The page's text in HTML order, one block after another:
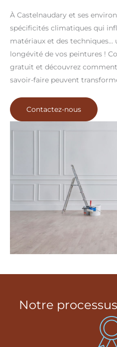
À Castelnaudary et ses
spécificités climatiques qui
matériaux et des techniques…
longévité de vos peintures !
gratuit et découvrez
savoir-faire peuvent
Contactez-nous
Notre